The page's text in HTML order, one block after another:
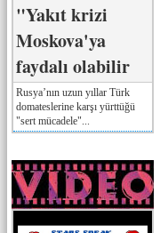
"Yakıt krizi
Moskova'ya
faydalı olabilir
Rusya’nın uzun yıllar Türk
domateslerine karşı yürttüğü
"sert mücadele"...